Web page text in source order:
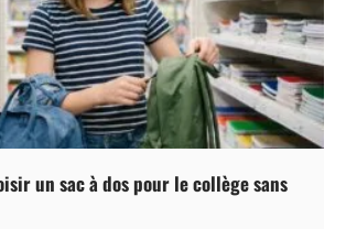
un sac à dos pour le collège sans